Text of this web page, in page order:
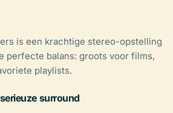
is een krachtige stereo-opstelling
perfecte balans: groots voor films,
playlists.
surround